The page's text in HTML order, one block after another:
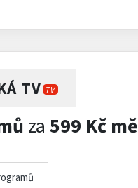
TV TV
za 599 Kč